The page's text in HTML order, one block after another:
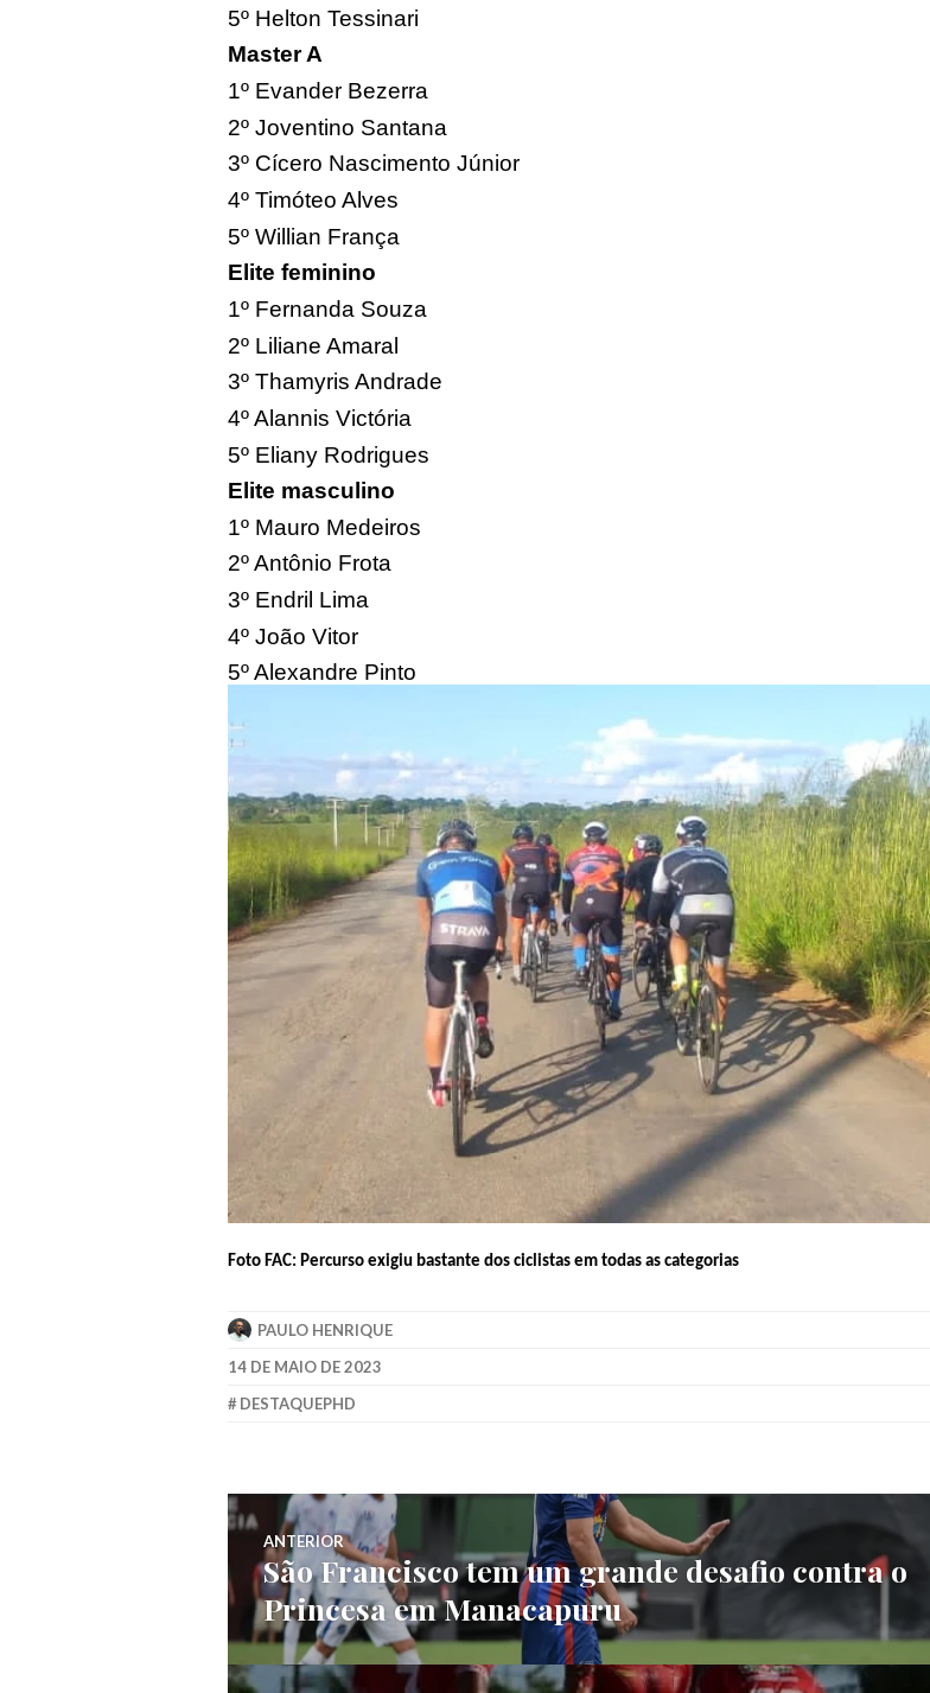
5º Helton Tessinari
Master A
1º Evander Bezerra
2º Joventino Santana
3º Cícero Nascimento Júnior
4º Timóteo Alves
5º Willian França
Elite feminino
1º Fernanda Souza
2º Liliane Amaral
3º Thamyris Andrade
4º Alannis Victória
5º Eliany Rodrigues
Elite masculino
1º Mauro Medeiros
2º Antônio Frota
3º Endril Lima
4º João Vitor
5º Alexandre Pinto
Foto FAC: Percurso exigiu bastante dos ciclistas em todas as categorias
PAULO HENRIQUE
14 DE MAIO DE 2023
DESTAQUEPHD
ANTERIOR
São Francisco tem um grande desafio contra o
Princesa em Manacapuru